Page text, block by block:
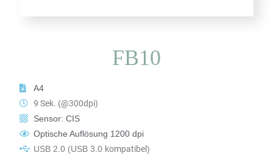
FB10
A4
9 Sek. (@300dpi)
Sensor: CIS
Optische Auflösung 1200 dpi
USB 2.0 (USB 3.0 kompatibel)